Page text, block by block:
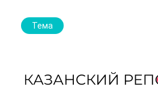
Тема